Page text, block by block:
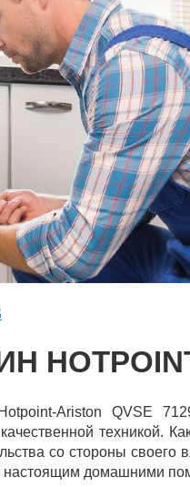
Ariston QVSE
техникой.
со стороны своего
настоящим домашними